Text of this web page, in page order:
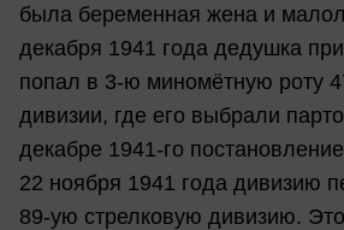
была беременная жена и
декабря 1941 года дедушка
попал в 3-ю миномётную роту
дивизии, где его выбрали
декабре 1941-го
22 ноября 1941 года дивизию
89-ую стрелковую дивизию.